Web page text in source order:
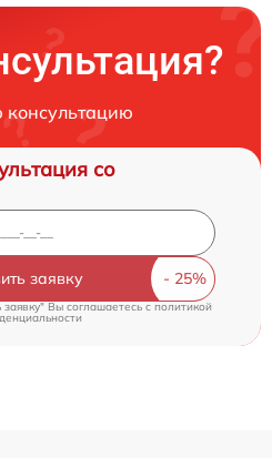
консультацию
со
заявку
Вы соглашаетесь cполитикой